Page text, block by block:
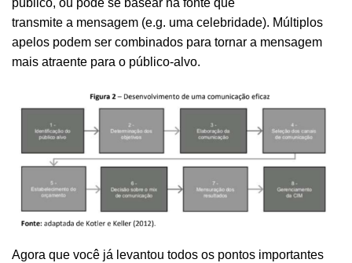
público, ou pode se basear na fonte que
transmite a mensagem (e.g. uma celebridade). Múltiplos
apelos podem ser combinados para tornar a mensagem
mais atraente para o público-alvo.
Agora que você já levantou todos os pontos importantes